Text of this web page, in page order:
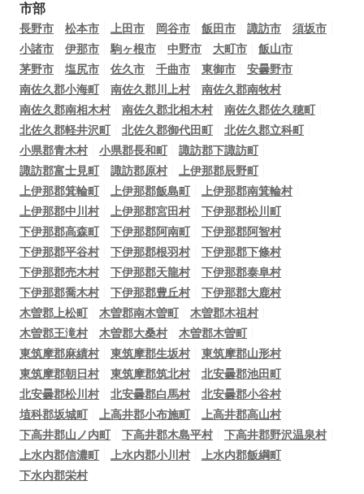
市部
長野市 松本市 上田市 岡谷市 飯田市 諏訪市
須坂市
小諸市
伊那市 駒ヶ根市 中野市 大町市
飯山市
茅野市
塩尻市 佐久市 千曲市 東御市
安曇野市
南佐久郡小海町
南佐久郡川上村
南佐久郡南牧村
南佐久郡南相木村
南佐久郡北相木村
南佐久郡佐久穂町
北佐久郡軽井沢町
北佐久郡御代田町
北佐久郡立科町
小県郡青木村
小県郡長和町
諏訪郡下諏訪町
諏訪郡富士見町
諏訪郡原村
上伊那郡辰野町
上伊那郡箕輪町
上伊那郡飯島町
上伊那郡南箕輪村
上伊那郡中川村
上伊那郡宮田村
下伊那郡松川町
下伊那郡高森町
下伊那郡阿南町
下伊那郡阿智村
下伊那郡平谷村
下伊那郡根羽村
下伊那郡下條村
下伊那郡売木村
下伊那郡天龍村
下伊那郡泰阜村
下伊那郡喬木村
下伊那郡豊丘村
下伊那郡大鹿村
木曽郡上松町
木曽郡南木曽町
木曽郡木祖村
木曽郡王滝村
木曽郡大桑村
木曽郡木曽町
東筑摩郡麻績村
東筑摩郡生坂村
東筑摩郡山形村
東筑摩郡朝日村
東筑摩郡筑北村
北安曇郡池田町
北安曇郡松川村
北安曇郡白馬村
北安曇郡小谷村
埴科郡坂城町
上高井郡小布施町
上高井郡高山村
下高井郡山ノ内町
下高井郡木島平村
下高井郡野沢温泉村
上水内郡信濃町
上水内郡小川村
上水内郡飯綱町
下水内郡栄村